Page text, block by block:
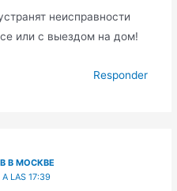
неисправности
или с выездом на дом!
Responder
В МОСКВЕ
LAS 17:39